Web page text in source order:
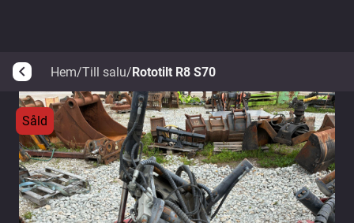
arrow_back_ios Hem/Till salu/Rototilt R8 S70
Såld